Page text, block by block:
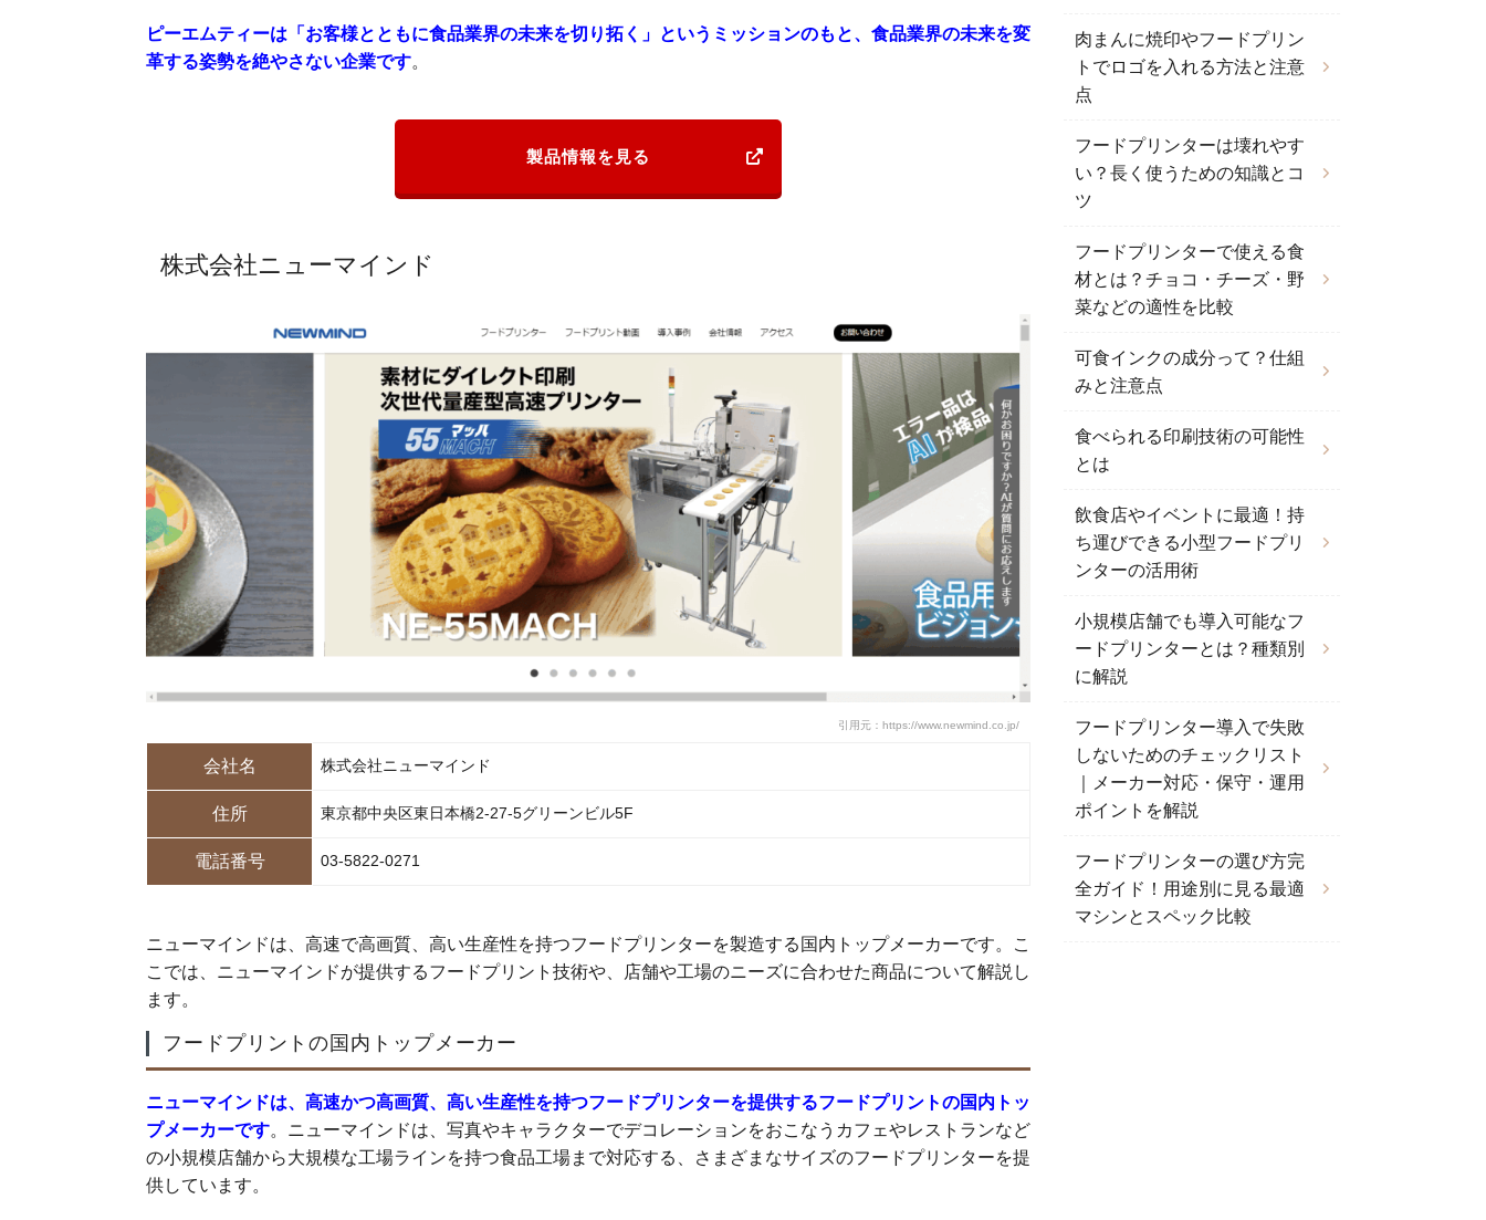
ピーエムティーは「お客様とともに食品業界の未来を切り拓く」というミッションのもと、食品業界の未来を変
革する姿勢を絶やさない企業です。
製品情報を見る
株式会社ニューマインド
引用元：https://www.newmind.co.jp/
会社名 株式会社ニューマインド
住所 東京都中央区東日本橋2-27-5グリーンビル5F
電話番号 03-5822-0271
ニューマインドは、高速で高画質、高い生産性を持つフードプリンターを製造する国内トップメーカーです。こ
こでは、ニューマインドが提供するフードプリント技術や、店舗や工場のニーズに合わせた商品について解説し
ます。
フードプリントの国内トップメーカー
ニューマインドは、高速かつ高画質、高い生産性を持つフードプリンターを提供するフードプリントの国内トッ
プメーカーです。ニューマインドは、写真やキャラクターでデコレーションをおこなうカフェやレストランなど
の小規模店舗から大規模な工場ラインを持つ食品工場まで対応する、さまざまなサイズのフードプリンターを提
供しています。
肉まんに焼印やフードプリン
トでロゴを入れる方法と注意
点
フードプリンターは壊れやす
い？長く使うための知識とコ
ツ
フードプリンターで使える食
材とは？チョコ・チーズ・野
菜などの適性を比較
可食インクの成分って？仕組
みと注意点
食べられる印刷技術の可能性
とは
飲食店やイベントに最適！持
ち運びできる小型フードプリ
ンターの活用術
小規模店舗でも導入可能なフ
ードプリンターとは？種類別
に解説
フードプリンター導入で失敗
しないためのチェックリスト
｜メーカー対応・保守・運用
ポイントを解説
フードプリンターの選び方完
全ガイド！用途別に見る最適
マシンとスペック比較